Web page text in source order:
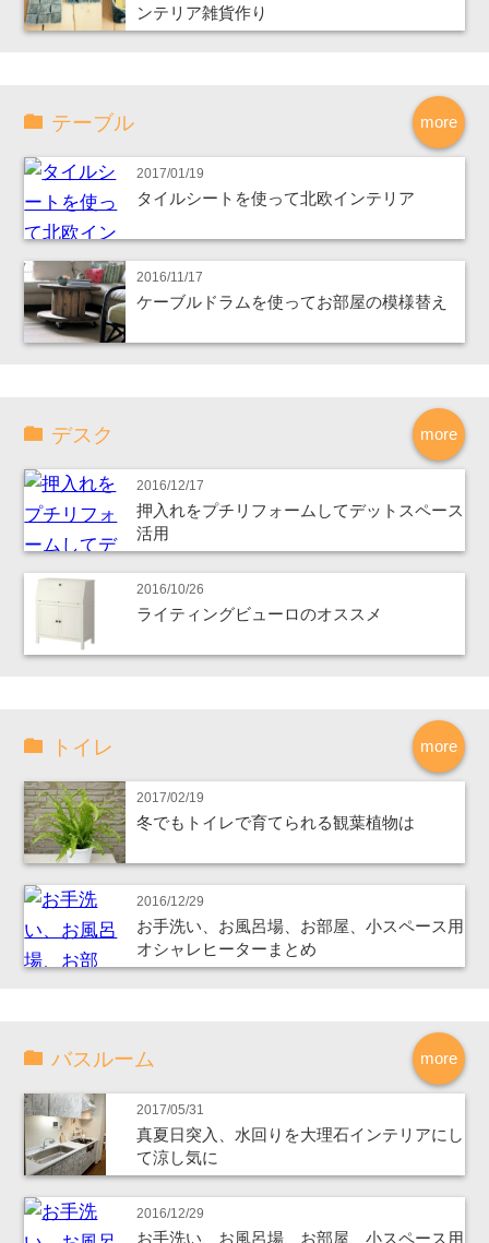
ンテリア雑貨作り
more
テーブル
2017/01/19
タイルシートを使って北欧インテリア
2016/11/17
ケーブルドラムを使ってお部屋の模様替え
more
デスク
2016/12/17
押入れをプチリフォームしてデットスペース
活用
2016/10/26
ライティングビューロのオススメ
more
トイレ
2017/02/19
冬でもトイレで育てられる観葉植物は
2016/12/29
お手洗い、お風呂場、お部屋、小スペース用
オシャレヒーターまとめ
more
バスルーム
2017/05/31
真夏日突入、水回りを大理石インテリアにし
て涼し気に
2016/12/29
お手洗い、お風呂場、お部屋、小スペース用